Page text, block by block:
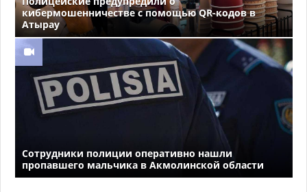
кибермошенничестве с помощью QR-кодов в
Атырау
Сотрудники полиции оперативно нашли
пропавшего мальчика в Акмолинской области